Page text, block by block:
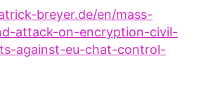
breyer.de/en/mass-
attack-on-encryption-civil-
against-eu-chat-control-